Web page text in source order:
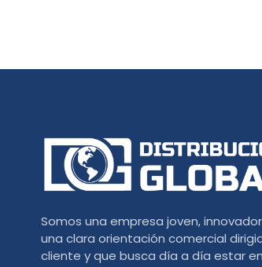
Somos una empresa joven,
una clara orientación comercial
cliente y que busca día a día estar en